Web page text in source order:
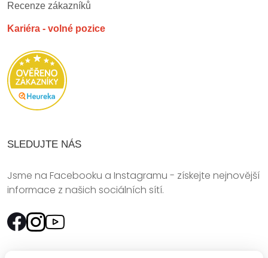
Recenze zákazníků
Kariéra - volné pozice
SLEDUJTE NÁS
Jsme na Facebooku a Instagramu - získejte nejnovější
informace z našich sociálních sítí.